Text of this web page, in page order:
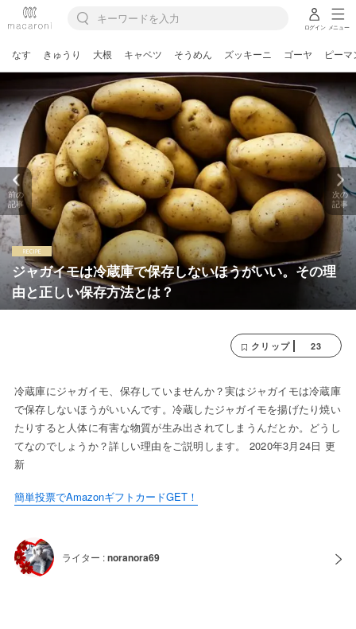
ログイン メニュー
なす きゅうり 大根 キャベツ そうめん ズッキーニ ゴーヤ ピーマ
ジャガイモは冷蔵庫で保存しないほうがいい。その理
由と正しい保存方法とは？
前の
記事
次の
記事
クリップ 23
冷蔵庫にジャガイモ、保存していませんか？実はジャガイモは冷蔵庫
で保存しないほうがいいんです。冷蔵したジャガイモを揚げたり焼い
たりすると人体に有害な物質が生み出されてしまうんだとか。どうし
てなのでしょうか？詳しい理由をご説明します。 2020年3月24日 更
新
簡単投票でAmazonギフトカードGET！
ライター :noranora69